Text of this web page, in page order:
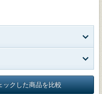
ックした商品を比較